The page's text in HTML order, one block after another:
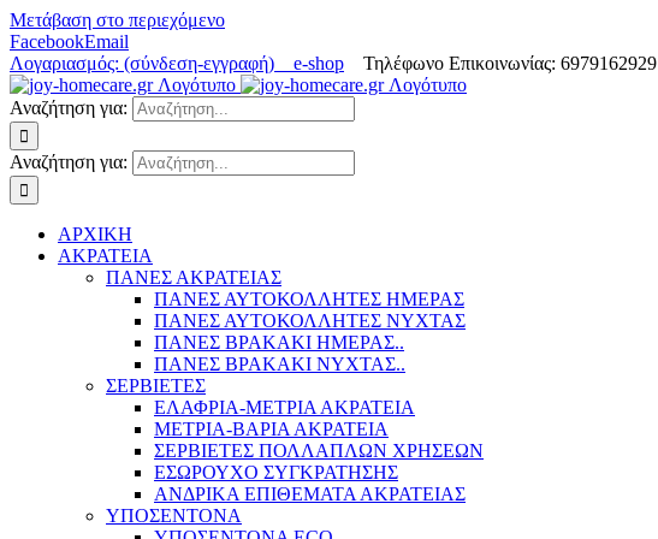
Μετάβαση στο περιεχόμενο
FacebookEmail
Λογαριασμός: (σύνδεση-εγγραφή) e-shop Τηλέφωνο Επικοινωνίας: 6979162929
Αναζήτηση για:
Αναζήτηση για:
ΑΡΧΙΚΗ
ΑΚΡΑΤΕΙΑ
ΠΑΝΕΣ ΑΚΡΑΤΕΙΑΣ
ΠΑΝΕΣ ΑΥΤΟΚΟΛΛΗΤΕΣ ΗΜΕΡΑΣ
ΠΑΝΕΣ ΑΥΤΟΚΟΛΛΗΤΕΣ ΝΥΧΤΑΣ
ΠΑΝΕΣ ΒΡΑΚΑΚΙ ΗΜΕΡΑΣ..
ΠΑΝΕΣ ΒΡΑΚΑΚΙ ΝΥΧΤΑΣ..
ΣΕΡΒΙΕΤΕΣ
ΕΛΑΦΡΙΑ-ΜΕΤΡΙΑ ΑΚΡΑΤΕΙΑ
ΜΕΤΡΙΑ-ΒΑΡΙΑ ΑΚΡΑΤΕΙΑ
ΣΕΡΒΙΕΤΕΣ ΠΟΛΛΑΠΛΩΝ ΧΡΗΣΕΩΝ
ΕΣΩΡΟΥΧΟ ΣΥΓΚΡΑΤΗΣΗΣ
ΑΝΔΡΙΚΑ ΕΠΙΘΕΜΑΤΑ ΑΚΡΑΤΕΙΑΣ
ΥΠΟΣΕΝΤΟΝΑ